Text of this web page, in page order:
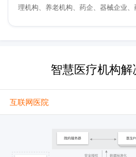
理机构、养老机构、药企、器械企业、
智慧医疗机构解
互联网医院